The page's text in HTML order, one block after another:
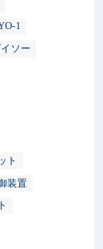
1
ソー
ト
装置